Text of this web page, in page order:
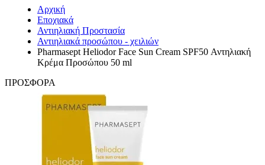
Αρχική
Εποχιακά
Αντιηλιακή Προστασία
Αντιηλιακά προσώπου - χειλιών
Pharmasept Heliodor Face Sun Cream SPF50 Αντηλιακή
Κρέμα Προσώπου 50 ml
ΠΡΟΣΦΟΡΑ